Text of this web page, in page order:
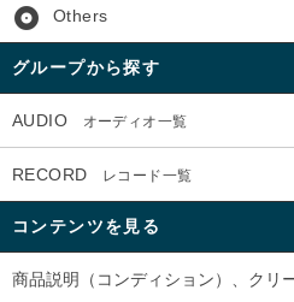
album Others
グループから探す
AUDIO オーディオ一覧
RECORD レコード一覧
コンテンツを見る
商品説明（コンディション）、クリ